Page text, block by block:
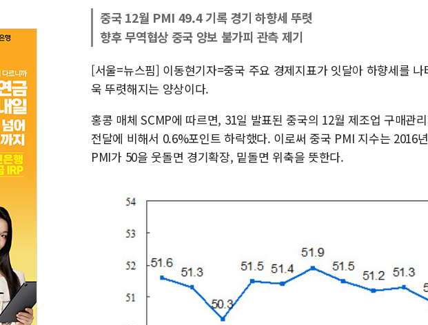
중국 12월 PMI 49.4 기록 경기 하향세 뚜렷
향후 무역협상 중국 양보 불가피 관측 제기
[서울=뉴스핌] 이동현기자=중국 주요 경제지표가 잇달아 하향세를
욱 뚜렷해지는 양상이다.
홍콩 매체 SCMP에 따르면, 31일 발표된 중국의 12월 제조업 구매관
전달에 비해서 0.6%포인트 하락했다. 이로써 중국 PMI 지수는 2016
PMI가 50을 웃돌면 경기확장, 밑돌면 위축을 뜻한다.